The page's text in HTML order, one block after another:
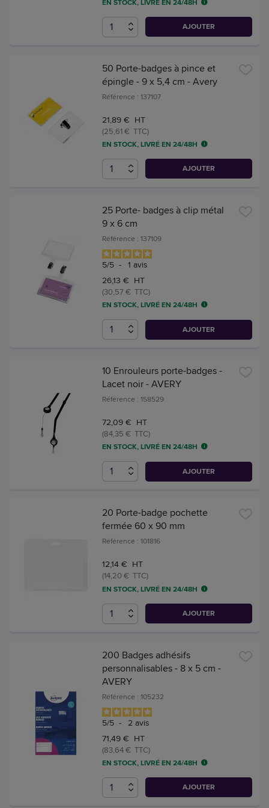
EN STOCK, LIVRÉ EN 24/48H
AJOUTER
50 Porte-badges à pince et
épingle - 9 x 5,4 cm - Avery
Référence : 137107
21,89 € HT
(25,61 € TTC)
EN STOCK, LIVRÉ EN 24/48H
AJOUTER
25 Porte- badges à clip métal
9 x 6 cm
Référence : 137109
5/5 - 1 avis
26,13 € HT
(30,57 € TTC)
EN STOCK, LIVRÉ EN 24/48H
AJOUTER
10 Enrouleurs porte-badges -
Lacet noir - AVERY
Référence : 158529
72,09 € HT
(84,35 € TTC)
EN STOCK, LIVRÉ EN 24/48H
AJOUTER
20 Porte-badge pochette
fermée 60 x 90 mm
Référence : 101816
12,14 € HT
(14,20 € TTC)
EN STOCK, LIVRÉ EN 24/48H
AJOUTER
200 Badges adhésifs
personnalisables - 8 x 5 cm -
AVERY
Référence : 105232
5/5 - 2 avis
71,49 € HT
(83,64 € TTC)
EN STOCK, LIVRÉ EN 24/48H
AJOUTER